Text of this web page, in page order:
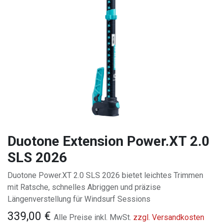
Duotone Extension Power.XT 2.0
SLS 2026
Duotone Power.XT 2.0 SLS 2026 bietet leichtes Trimmen
mit Ratsche, schnelles Abriggen und präzise
Längenverstellung für Windsurf Sessions
339,00 € Alle Preise inkl. MwSt. zzgl. Versandkosten